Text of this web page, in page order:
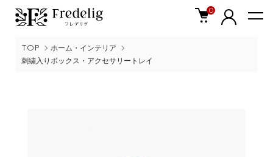
0
TOP
ホーム・インテリア
刺繍入りボックス・アクセサリートレイ